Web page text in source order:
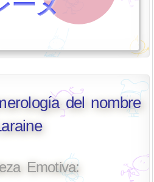
del nombre
Emotiva: